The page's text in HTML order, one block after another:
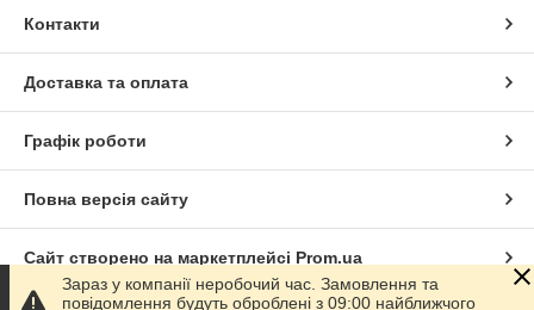
Контакти
Доставка та оплата
Графік роботи
Повна версія сайту
Сайт створено на маркетплейсі Prom.ua
Зараз у компанії неробочий час. Замовлення та
повідомлення будуть оброблені з 09:00 найближчого